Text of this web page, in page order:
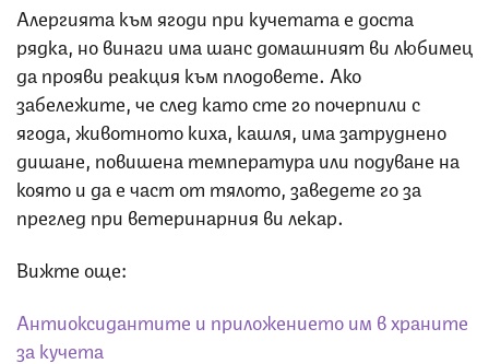
Алергията към ягоди при кучетата е доста
рядка, но винаги има шанс домашният ви любимец
да прояви реакция към плодовете. Ако
забележите, че след като сте го почерпили с
ягода, животното киха, кашля, има затруднено
дишане, повишена температура или подуване на
която и да е част от тялото, заведете го за
преглед при ветеринарния ви лекар.
Вижте още:
Aнтиоксидантите и приложението им в храните
за кучета